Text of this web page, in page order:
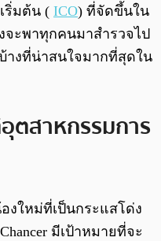
ริ่มต้น ( ICO) ที่จัดขึ้นใน
ะพาทุกคนมาสำรวจไป
างที่น่าสนใจมากที่สุดใน
ตสาหกรรมการ
งใหม่ที่เป็นกระแสโด่ง
มีเป้าหมายที่จะ